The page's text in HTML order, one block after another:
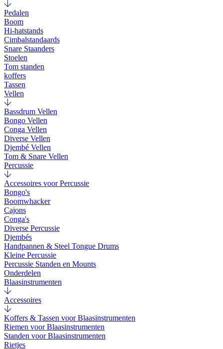
Pedalen
Boom
Hi-hatstands
Cimbalstandaards
Snare Staanders
Stoelen
Tom standen
koffers
Tassen
Vellen
Bassdrum Vellen
Bongo Vellen
Conga Vellen
Diverse Vellen
Djembé Vellen
Tom & Snare Vellen
Percussie
Accessoires voor Percussie
Bongo's
Boomwhacker
Cajons
Conga's
Diverse Percussie
Djembés
Handpannen & Steel Tongue Drums
Kleine Percussie
Percussie Standen en Mounts
Onderdelen
Blaasinstrumenten
Accessoires
Koffers & Tassen voor Blaasinstrumenten
Riemen voor Blaasinstrumenten
Standen voor Blaasinstrumenten
Rietjes